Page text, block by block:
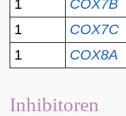
1 COX7B
1
COX7C
1
COX8A
Inhibitoren